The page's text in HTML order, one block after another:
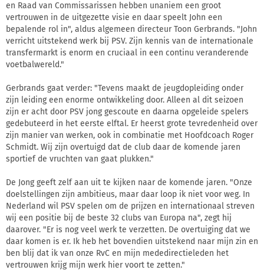
en Raad van Commissarissen hebben unaniem een groot
vertrouwen in de uitgezette visie en daar speelt John een
bepalende rol in", aldus algemeen directeur Toon Gerbrands. "John
verricht uitstekend werk bij PSV. Zijn kennis van de internationale
transfermarkt is enorm en cruciaal in een continu veranderende
voetbalwereld."
Gerbrands gaat verder: "Tevens maakt de jeugdopleiding onder
zijn leiding een enorme ontwikkeling door. Alleen al dit seizoen
zijn er acht door PSV jong gescoute en daarna opgeleide spelers
gedebuteerd in het eerste elftal. Er heerst grote tevredenheid over
zijn manier van werken, ook in combinatie met Hoofdcoach Roger
Schmidt. Wij zijn overtuigd dat de club daar de komende jaren
sportief de vruchten van gaat plukken."
De Jong geeft zelf aan uit te kijken naar de komende jaren. "Onze
doelstellingen zijn ambitieus, maar daar loop ik niet voor weg. In
Nederland wil PSV spelen om de prijzen en internationaal streven
wij een positie bij de beste 32 clubs van Europa na", zegt hij
daarover. "Er is nog veel werk te verzetten. De overtuiging dat we
daar komen is er. Ik heb het bovendien uitstekend naar mijn zin en
ben blij dat ik van onze RvC en mijn mededirectieleden het
vertrouwen krijg mijn werk hier voort te zetten."